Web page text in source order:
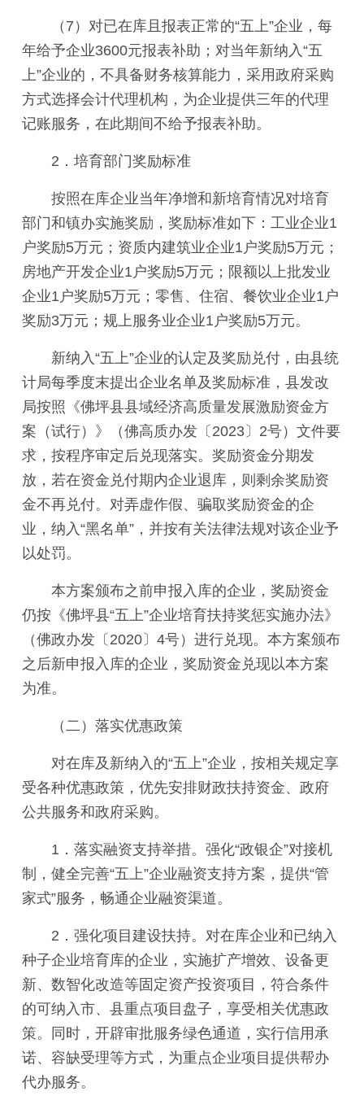
（7）对已在库且报表正常的“五上”企业，每
年给予企业3600元报表补助；对当年新纳入“五
上”企业的，不具备财务核算能力，采用政府采购
方式选择会计代理机构，为企业提供三年的代理
记账服务，在此期间不给予报表补助。
2．培育部门奖励标准
按照在库企业当年净增和新培育情况对培育
部门和镇办实施奖励，奖励标准如下：工业企业1
户奖励5万元；资质内建筑业企业1户奖励5万元；
房地产开发企业1户奖励5万元；限额以上批发业
企业1户奖励5万元；零售、住宿、餐饮业企业1户
奖励3万元；规上服务业企业1户奖励5万元。
新纳入“五上”企业的认定及奖励兑付，由县统
计局每季度末提出企业名单及奖励标准，县发改
局按照《佛坪县县域经济高质量发展激励资金方
案（试行）》（佛高质办发〔2023〕2号）文件要
求，按程序审定后兑现落实。奖励资金分期发
放，若在资金兑付期内企业退库，则剩余奖励资
金不再兑付。对弄虚作假、骗取奖励资金的企
业，纳入“黑名单”，并按有关法律法规对该企业予
以处罚。
本方案颁布之前申报入库的企业，奖励资金
仍按《佛坪县“五上”企业培育扶持奖惩实施办法》
（佛政办发〔2020〕4号）进行兑现。本方案颁布
之后新申报入库的企业，奖励资金兑现以本方案
为准。
（二）落实优惠政策
对在库及新纳入的“五上”企业，按相关规定享
受各种优惠政策，优先安排财政扶持资金、政府
公共服务和政府采购。
1．落实融资支持举措。强化“政银企”对接机
制，健全完善“五上”企业融资支持方案，提供“管
家式”服务，畅通企业融资渠道。
2．强化项目建设扶持。对在库企业和已纳入
种子企业培育库的企业，实施扩产增效、设备更
新、数智化改造等固定资产投资项目，符合条件
的可纳入市、县重点项目盘子，享受相关优惠政
策。同时，开辟审批服务绿色通道，实行信用承
诺、容缺受理等方式，为重点企业项目提供帮办
代办服务。